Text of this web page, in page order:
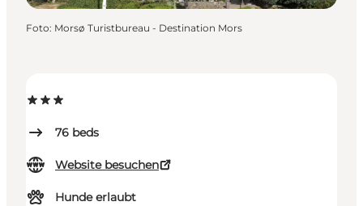
76 beds
Website besuchen
Hunde erlaubt
Foto: Morsø Turistbureau - Destination Mors